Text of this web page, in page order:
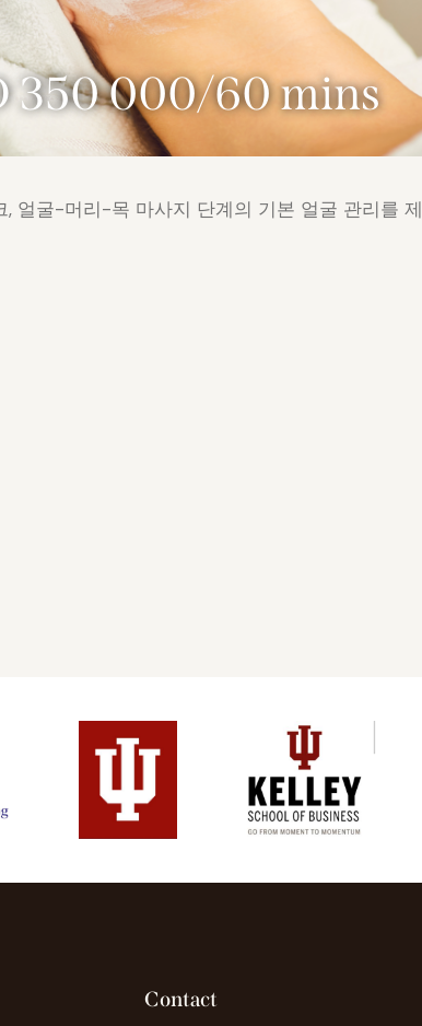
350 000/60 mins
얼굴-머리-목 마사지 단계의 기본 얼굴 관리를 제
Contact